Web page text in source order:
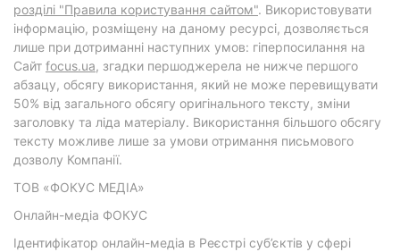
розділі "Правила користування сайтом". Використовувати
інформацію, розміщену на даному ресурсі, дозволяється
лише при дотриманні наступних умов: гіперпосилання на
Cайт focus.ua, згадки першоджерела не нижче першого
абзацу, обсягу використання, який не може перевищувати
50% від загального обсягу оригінального тексту, зміни
заголовку та ліда матеріалу. Використання більшого обсягу
тексту можливе лише за умови отримання письмового
дозволу Компанії.
ТОВ «ФОКУС МЕДІА»
Онлайн-медіа ФОКУС
Ідентифікатор онлайн-медіа в Реєстрі суб’єктів у сфері